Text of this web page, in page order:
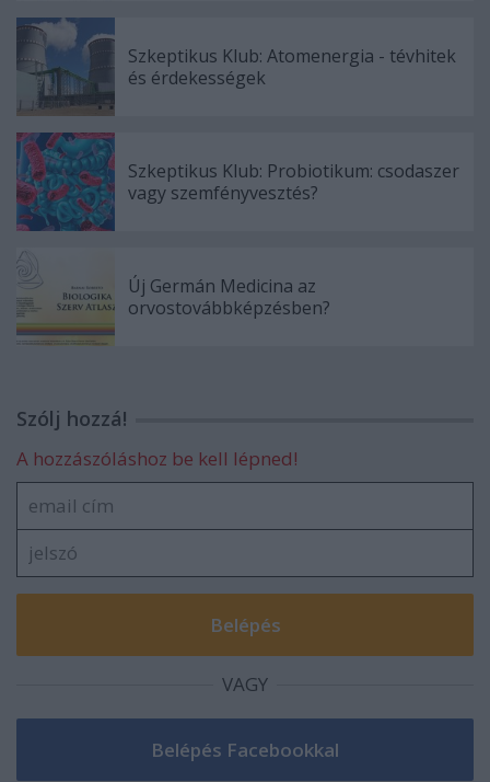
Szkeptikus Klub: Atomenergia - tévhitek
és érdekességek
Szkeptikus Klub: Probiotikum: csodaszer
vagy szemfényvesztés?
Új Germán Medicina az
orvostovábbképzésben?
Szólj hozzá!
A hozzászóláshoz be kell lépned!
VAGY